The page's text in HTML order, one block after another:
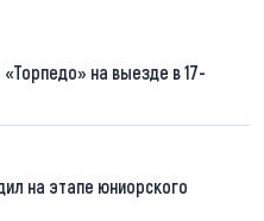
на выезде в 17-
на этапе юниорского